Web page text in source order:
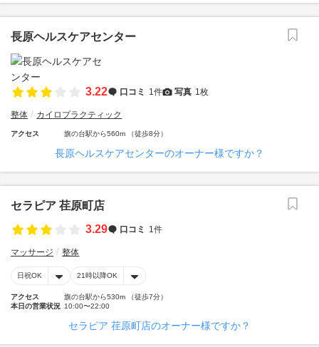
長原ヘルスケアセンター
3.22 口コミ 1件 写真 1枚
整体 カイロプラクティック
アクセス 旗の台駅から560m （徒歩8分）
長原ヘルスケアセンターのオーナー様ですか？
セラピア 荏原町店
3.29
口コミ 1件
マッサージ 整体
日祝OK 21時以降OK
アクセス
旗の台駅から530m （徒歩7分）
本日の営業状況 10:00〜22:00
セラピア 荏原町店のオーナー様ですか？